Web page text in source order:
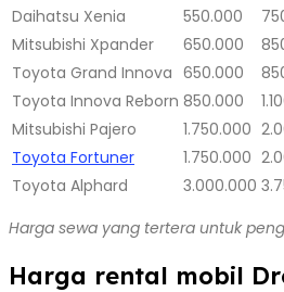
Daihatsu Xenia
550.000
Mitsubishi Xpander
650.000
Toyota Grand Innova 650.000
Toyota Innova Reborn 850.000
Mitsubishi Pajero
1.750.000
Toyota Fortuner
1.750.000
Toyota Alphard
3.000.000
Harga sewa yang tertera untuk
Harga rental mobil